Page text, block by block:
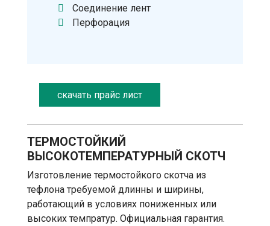
Соединение лент
Перфорация
скачать прайс лист
ТЕРМОСТОЙКИЙ
ВЫСОКОТЕМПЕРАТУРНЫЙ СКОТЧ
Изготовление термостойкого скотча из
тефлона требуемой длинны и ширины,
работающий в условиях пониженных или
высоких темпратур. Официальная гарантия.